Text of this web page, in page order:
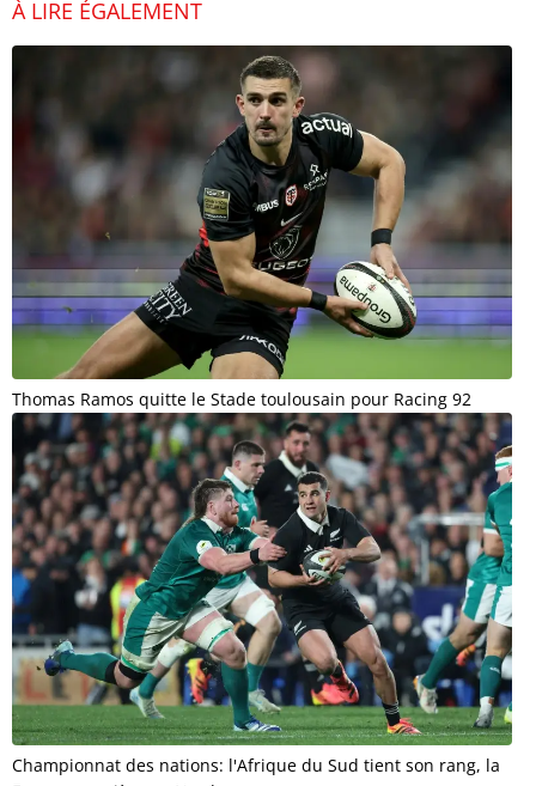
À LIRE ÉGALEMENT
Thomas Ramos quitte le Stade toulousain pour Racing 92
Championnat des nations: l'Afrique du Sud tient son rang, la